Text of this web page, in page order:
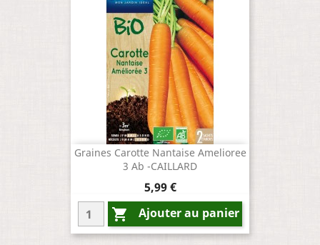
Graines Carotte Nantaise Amelioree
3 Ab -CAILLARD
Prix
5,99 €
 Ajouter au panier